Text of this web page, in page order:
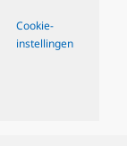
Cookie-
instellingen